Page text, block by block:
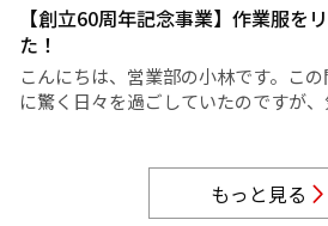
【創立60周年記念事業】作業服を
た！
こんにちは、営業部の小林です。こ
に驚く日々を過ごしていたのですが
もっと見る